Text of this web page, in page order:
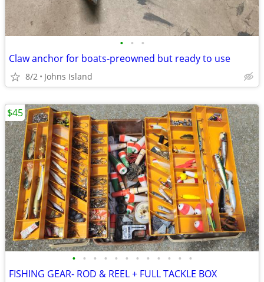
• • •
Claw anchor for boats-preowned but ready to use
8/2 Johns Island
• • • • • • • • • • • •
FISHING GEAR- ROD & REEL + FULL TACKLE BOX
$45